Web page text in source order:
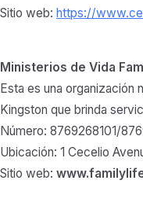
Sitio web: https://
Ministerios de Vida
Esta es una organización
Kingston que brinda
Número: 8769268101/
Ubicación: 1 Cecelio
Sitio web: